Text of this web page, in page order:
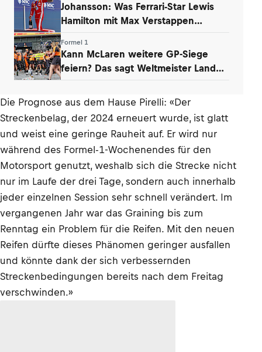
Johansson: Was Ferrari-Star Lewis
Hamilton mit Max Verstappen
Formel 1
Kann McLaren weitere GP-Siege
feiern? Das sagt Weltmeister Lando
Die Prognose aus dem Hause Pirelli: «Der
Streckenbelag, der 2024 erneuert wurde, ist glatt
und weist eine geringe Rauheit auf. Er wird nur
während des Formel-1-Wochenendes für den
Motorsport genutzt, weshalb sich die Strecke nicht
nur im Laufe der drei Tage, sondern auch innerhalb
jeder einzelnen Session sehr schnell verändert. Im
vergangenen Jahr war das Graining bis zum
Renntag ein Problem für die Reifen. Mit den neuen
Reifen dürfte dieses Phänomen geringer ausfallen
und könnte dank der sich verbessernden
Streckenbedingungen bereits nach dem Freitag
verschwinden.»